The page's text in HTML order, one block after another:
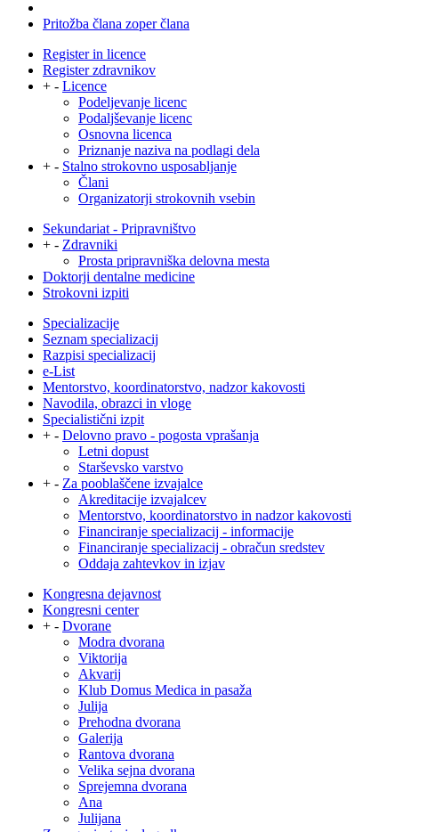
Pritožba člana zoper člana
Register in licence
Register zdravnikov
+ - Licence
Podeljevanje licenc
Podaljševanje licenc
Osnovna licenca
Priznanje naziva na podlagi dela
+ - Stalno strokovno usposabljanje
Člani
Organizatorji strokovnih vsebin
Sekundariat - Pripravništvo
+ - Zdravniki
Prosta pripravniška delovna mesta
Doktorji dentalne medicine
Strokovni izpiti
Specializacije
Seznam specializacij
Razpisi specializacij
e-List
Mentorstvo, koordinatorstvo, nadzor kakovosti
Navodila, obrazci in vloge
Specialistični izpit
+ - Delovno pravo - pogosta vprašanja
Letni dopust
Starševsko varstvo
+ - Za pooblaščene izvajalce
Akreditacije izvajalcev
Mentorstvo, koordinatorstvo in nadzor kakovosti
Financiranje specializacij - informacije
Financiranje specializacij - obračun sredstev
Oddaja zahtevkov in izjav
Kongresna dejavnost
Kongresni center
+ - Dvorane
Modra dvorana
Viktorija
Akvarij
Klub Domus Medica in pasaža
Julija
Prehodna dvorana
Galerija
Rantova dvorana
Velika sejna dvorana
Sprejemna dvorana
Ana
Julijana